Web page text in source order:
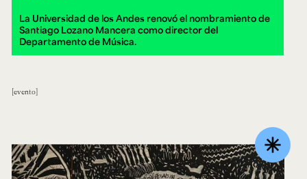
La Universidad de los Andes renovó el nombramiento de
Santiago Lozano Mancera como director del
Departamento de Música.
evento
asterisk